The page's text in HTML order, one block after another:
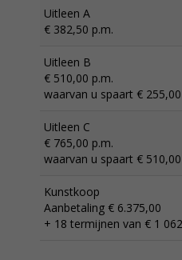
Uitleen A
€ 382,50 p.m.
Uitleen B
€ 510,00 p.m.
waarvan u spaart € 255,00
Uitleen C
€ 765,00 p.m.
waarvan u spaart € 510,00
Kunstkoop
Aanbetaling € 6.375,00
+ 18 termijnen van € 1